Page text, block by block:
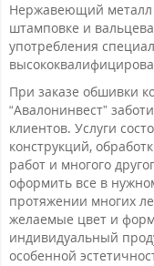
Нержавеющий металл
штамповке и
употребления
При заказе обшивки
“Авалонинвест”
клиентов. Услуги
конструкций,
работ и многого
оформить все в
протяжении многих
желаемые цвет и
индивидуальный
особенной